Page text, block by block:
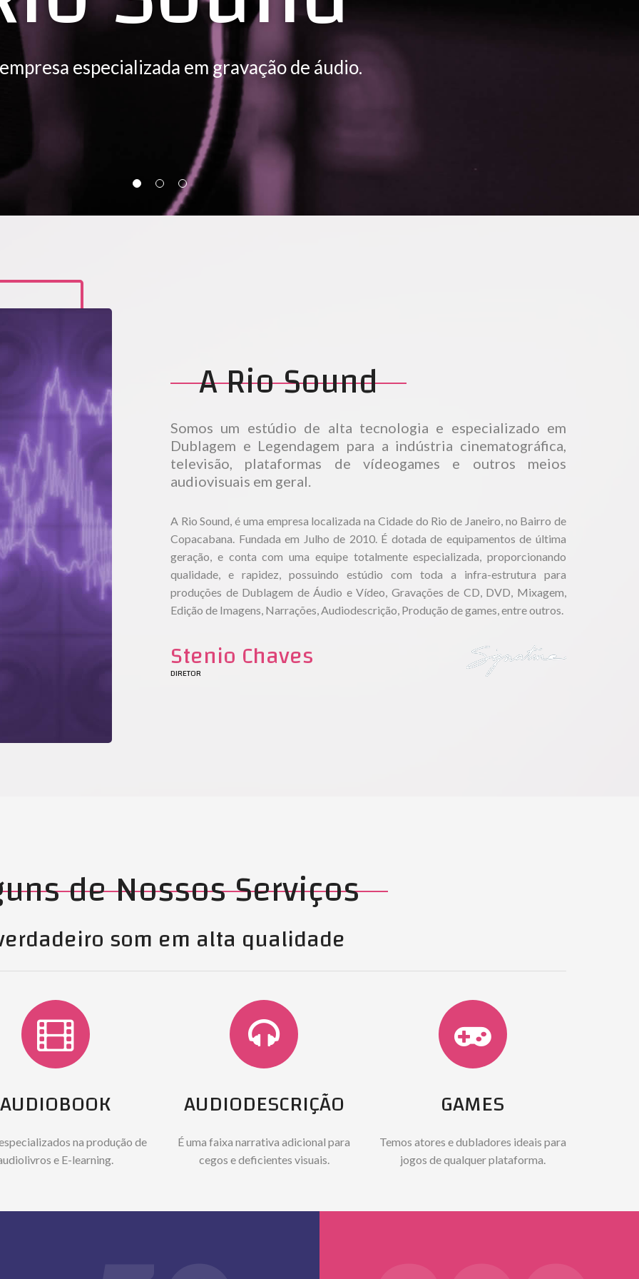
especializada em gravação de áudio.
A Rio Sound
Somos um estúdio de alta tecnologia e especializado em
Dublagem e Legendagem para a indústria cinematográfica,
televisão, plataformas de vídeogames e outros meios
audiovisuais em geral.
A Rio Sound, é uma empresa localizada na Cidade do Rio de Janeiro, no Bairro de
Copacabana. Fundada em Julho de 2010. É dotada de equipamentos de última
geração, e conta com uma equipe totalmente especializada, proporcionando
qualidade, e rapidez, possuindo estúdio com toda a infra-estrutura para
produções de Dublagem de Áudio e Vídeo, Gravações de CD, DVD, Mixagem,
Edição de Imagens, Narrações, Audiodescrição, Produção de games, entre outros.
Stenio Chaves
DIRETOR
de Nossos Serviços
som em alta qualidade
AUDIOBOOK
na produção de
e E-learning.
AUDIODESCRIÇÃO
É uma faixa narrativa adicional para
cegos e deficientes visuais.
GAMES
Temos atores e dubladores ideais para
jogos de qualquer plataforma.